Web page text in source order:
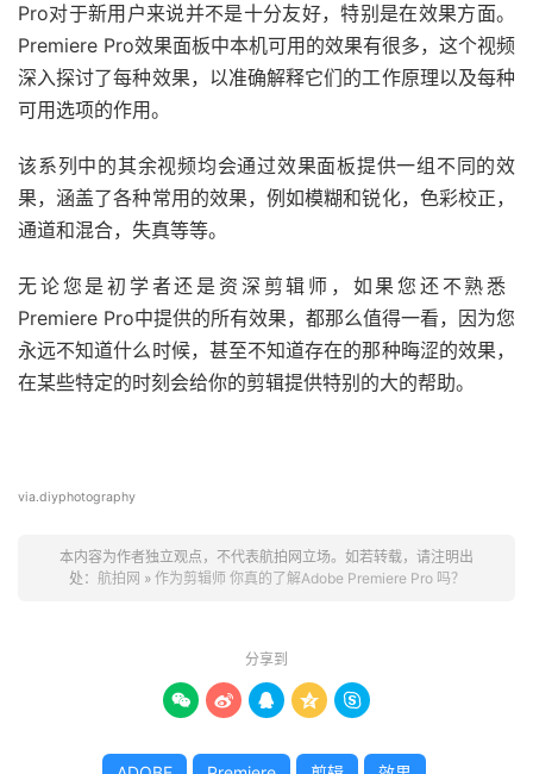
Pro对于新用户来说并不是十分友好，特别是在效果方面。
Premiere Pro效果面板中本机可用的效果有很多，这个视频
深入探讨了每种效果，以准确解释它们的工作原理以及每种
可用选项的作用。
该系列中的其余视频均会通过效果面板提供一组不同的效
果，涵盖了各种常用的效果，例如模糊和锐化，色彩校正，
通道和混合，失真等等。
无论您是初学者还是资深剪辑师，如果您还不熟悉
Premiere Pro中提供的所有效果，都那么值得一看，因为您
永远不知道什么时候，甚至不知道存在的那种晦涩的效果，
在某些特定的时刻会给你的剪辑提供特别的大的帮助。
via.diyphotography
本内容为作者独立观点，不代表航拍网立场。如若转载，请注明出
处： 航拍网 » 作为剪辑师 你真的了解Adobe Premiere Pro 吗？
分享到
    